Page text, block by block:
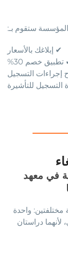
ستقوم بـ:
✔ إبلاغك بالأسعار
خصم 30%
التسجيل
للتأشيرة
في معهد
واحدة
لأنهما دراستان